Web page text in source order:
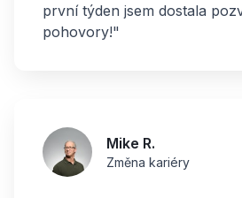
první týden jsem dostala
pohovory!"
Mike R.
Změna kariéry